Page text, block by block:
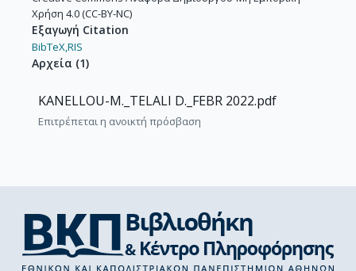
Χρήση 4.0 (CC-BY-NC)
Εξαγωγή Citation
BibTeX,RIS
Αρχεία (1)
KANELLOU-M._TELALI D._FEBR 2022.pdf
Επιτρέπεται η ανοικτή πρόσβαση